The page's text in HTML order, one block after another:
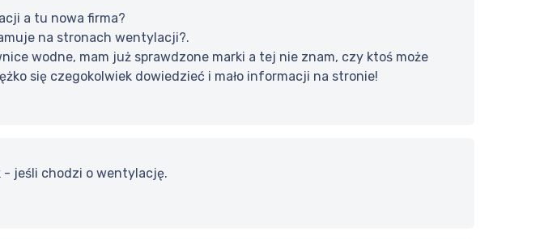
a tu nowa firma?
na stronach wentylacji?.
wodne, mam już sprawdzone marki a tej nie znam, czy ktoś może
się czegokolwiek dowiedzieć i mało informacji na stronie!
- jeśli chodzi o wentylację.